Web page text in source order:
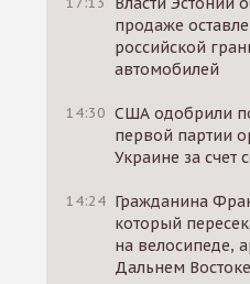
продаже
российской
автомобилей
14:30 США одобрили
первой партии
Украине за счет
14:24 Гражданина
который
на велосипеде,
Дальнем Востоке